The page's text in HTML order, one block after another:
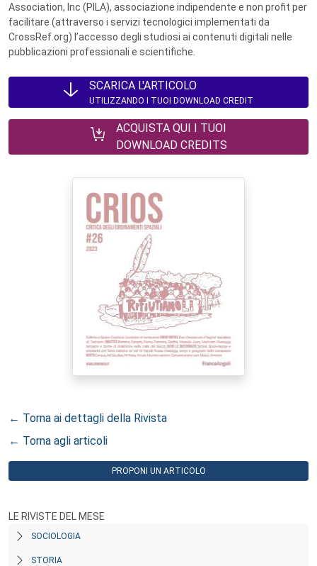
Association, Inc (PILA), associazione indipendente e non profit per
facilitare (attraverso i servizi tecnologici implementati da
CrossRef.org) l’accesso degli studiosi ai contenuti digitali nelle
pubblicazioni professionali e scientifiche.
SCARICA L'ARTICOLO
UTILIZZANDO I TUOI DOWNLOAD CREDIT
ACQUISTA QUI I TUOI
DOWNLOAD CREDITS
← Torna ai dettagli della Rivista
← Torna agli articoli
PROPONI UN ARTICOLO
LE RIVISTE DEL MESE
SOCIOLOGIA
STORIA